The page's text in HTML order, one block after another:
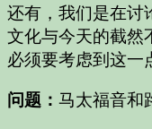
还有，我们是在讨
文化与今天的截然
必须要考虑到这一
问题： 马太福音和